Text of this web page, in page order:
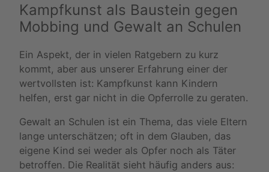
Kampfkunst als Baustein gegen
Mobbing und Gewalt an Schulen
Ein Aspekt, der in vielen Ratgebern zu kurz
kommt, aber aus unserer Erfahrung einer der
wertvollsten ist: Kampfkunst kann Kindern
helfen, erst gar nicht in die Opferrolle zu geraten.
Gewalt an Schulen ist ein Thema, das viele Eltern
lange unterschätzen; oft in dem Glauben, das
eigene Kind sei weder als Opfer noch als Täter
betroffen. Die Realität sieht häufig anders aus: